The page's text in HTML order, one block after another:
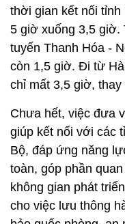
thời gian kết nối
5 giờ xuống 3,5 giờ.
tuyến Thanh Hóa -
còn 1,5 giờ. Đi từ
chỉ mất 3,5 giờ,
Chưa hết, việc đưa
giúp kết nối với các
Bộ, đáp ứng năng
toàn, góp phần
không gian phát
cho việc lưu thông